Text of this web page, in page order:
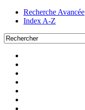
Recherche Avancée
Index A-Z